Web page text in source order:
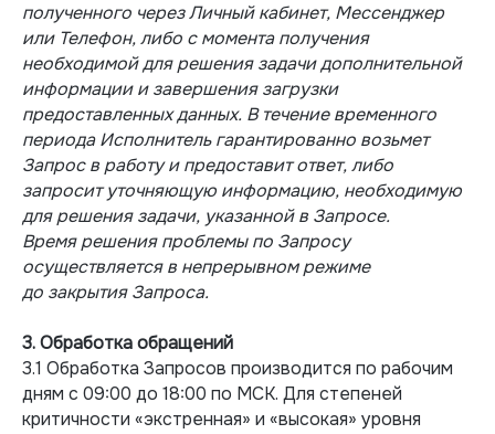
полученного через Личный кабинет, Мессенджер
или Телефон, либо с момента получения
необходимой для решения задачи дополнительной
информации и завершения загрузки
предоставленных данных. В течение временного
периода Исполнитель гарантированно возьмет
Запрос в работу и предоставит ответ, либо
запросит уточняющую информацию, необходимую
для решения задачи, указанной в Запросе.
Время решения проблемы по Запросу
осуществляется в непрерывном режиме
до закрытия Запроса.
3. Обработка обращений
3.1 Обработка Запросов производится по рабочим
дням с 09:00 до 18:00 по МСК. Для степеней
критичности «экстренная» и «высокая» уровня